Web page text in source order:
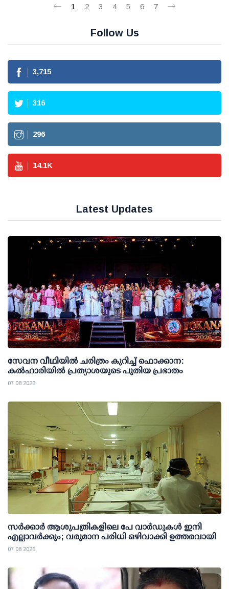
1 2 3 4 5 6 7
Follow Us
3,715
316
296
14.1K
Latest Updates
സേവന വീഥിയില്‍ ചരിത്രം കുറിച്ച് ഫൊക്കാന:
കല്‍ഹാരിയില്‍ പ്രത്യാശയുടെ പുതിയ പ്രഭാതം
07 08 2026
സര്‍ക്കാര്‍ ആശുപത്രികളിലെ പേ വാര്‍ഡുകള്‍ ഇനി
എല്ലാവര്‍ക്കും; വരുമാന പരിധി ഒഴിവാക്കി ഉത്തരവായി
07 08 2026